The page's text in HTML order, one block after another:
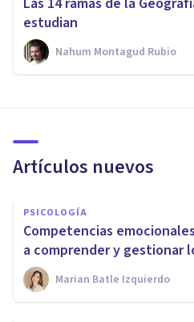
estudian
Nahum Montagud Rubio
Artículos nuevos
PSICOLOGÍA
Competencias
a comprender y gestionar
Marian Batle Izquierdo